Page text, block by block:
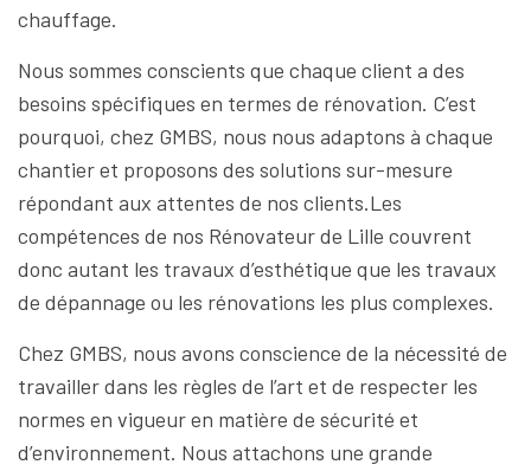
chauffage.
Nous sommes conscients que chaque client a des
besoins spécifiques en termes de rénovation. C’est
pourquoi, chez GMBS, nous nous adaptons à chaque
chantier et proposons des solutions sur-mesure
répondant aux attentes de nos clients.Les
compétences de nos Rénovateur de Lille couvrent
donc autant les travaux d’esthétique que les travaux
de dépannage ou les rénovations les plus complexes.
Chez GMBS, nous avons conscience de la nécessité de
travailler dans les règles de l’art et de respecter les
normes en vigueur en matière de sécurité et
d’environnement. Nous attachons une grande